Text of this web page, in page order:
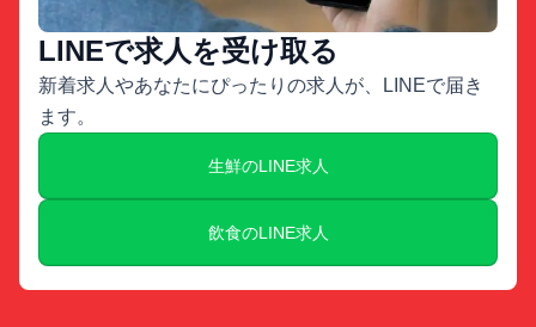
LINEで求人を受け取る
新着求人やあなたにぴったりの求人が、LINEで届き
ます。
生鮮のLINE求人
飲食のLINE求人